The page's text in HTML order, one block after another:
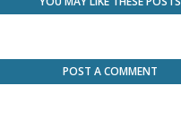
POST A COMMENT